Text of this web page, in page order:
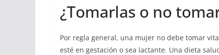
¿Tomarlas o no
Por regla general, una mujer no debe tomar
esté en gestación o sea lactante. Una dieta